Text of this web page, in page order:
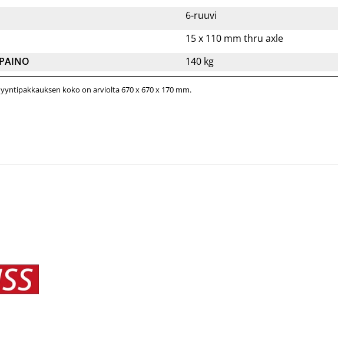
6-ruuvi
15 x 110 mm thru axle
140 kg
koko on arviolta 670 x 670 x 170 mm.